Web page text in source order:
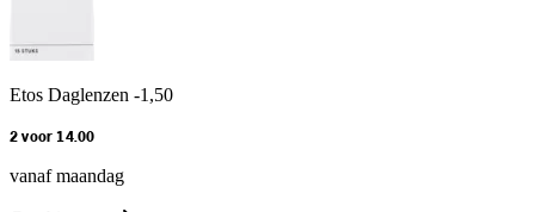
Etos Daglenzen -1,50
2 voor 14.00
vanaf maandag